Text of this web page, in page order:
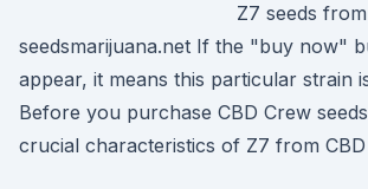
Z7 seeds
seedsmarijuana.net If the "buy now"
appear, it means this particular strain
Before you purchase CBD Crew
crucial characteristics of Z7 from